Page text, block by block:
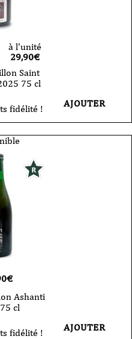
à l'unité
29,90€
Saint
75 cl
fidélité ! AJOUTER
€
Ashanti
cl
fidélité ! AJOUTER